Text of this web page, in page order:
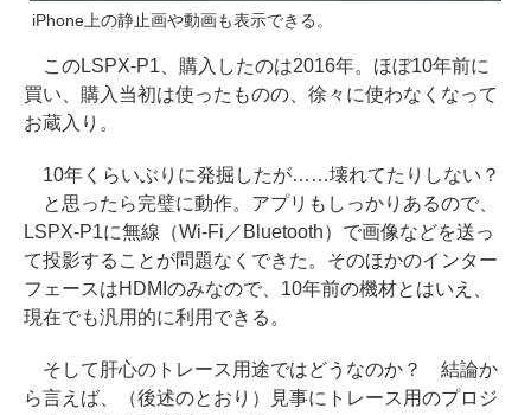
iPhone上の静止画や動画も表示できる。
このLSPX-P1、購入したのは2016年。ほぼ10年前に
買い、購入当初は使ったものの、徐々に使わなくなって
お蔵入り。
10年くらいぶりに発掘したが……壊れてたりしない？
と思ったら完璧に動作。アプリもしっかりあるので、
LSPX-P1に無線（Wi-Fi／Bluetooth）で画像などを送っ
て投影することが問題なくできた。そのほかのインター
フェースはHDMIのみなので、10年前の機材とはいえ、
現在でも汎用的に利用できる。
そして肝心のトレース用途ではどうなのか？ 結論か
ら言えば、（後述のとおり）見事にトレース用のプロジ